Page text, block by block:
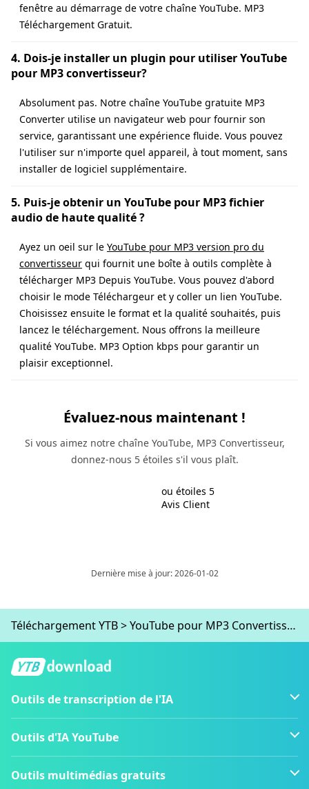
fenêtre au démarrage de votre chaîne YouTube. MP3
Téléchargement Gratuit.
4. Dois-je installer un plugin pour utiliser YouTube
pour MP3 convertisseur?
Absolument pas. Notre chaîne YouTube gratuite MP3
Converter utilise un navigateur web pour fournir son
service, garantissant une expérience fluide. Vous pouvez
l'utiliser sur n'importe quel appareil, à tout moment, sans
installer de logiciel supplémentaire.
5. Puis-je obtenir un YouTube pour MP3 fichier
audio de haute qualité ?
Ayez un oeil sur le YouTube pour MP3 version pro du
convertisseur qui fournit une boîte à outils complète à
télécharger MP3 Depuis YouTube. Vous pouvez d'abord
choisir le mode Téléchargeur et y coller un lien YouTube.
Choisissez ensuite le format et la qualité souhaités, puis
lancez le téléchargement. Nous offrons la meilleure
qualité YouTube. MP3 Option kbps pour garantir un
plaisir exceptionnel.
Évaluez-nous maintenant !
Si vous aimez notre chaîne YouTube, MP3 Convertisseur,
donnez-nous 5 étoiles s'il vous plaît.
ou étoiles 5
Avis Client
Dernière mise à jour: 2026-01-02
Téléchargement YTB> YouTube pour MP3 Convertisseur
Outils de transcription de l'IA
Outils d'IA YouTube
Outils multimédias gratuits